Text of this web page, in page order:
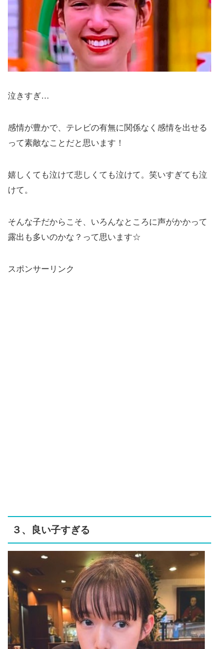
泣きすぎ…
感情が豊かで、テレビの有無に関係なく感情を出せる
って素敵なことだと思います！
嬉しくても泣けて悲しくても泣けて。笑いすぎても泣
けて。
そんな子だからこそ、いろんなところに声がかかって
露出も多いのかな？って思います☆
スポンサーリンク
３、良い子すぎる